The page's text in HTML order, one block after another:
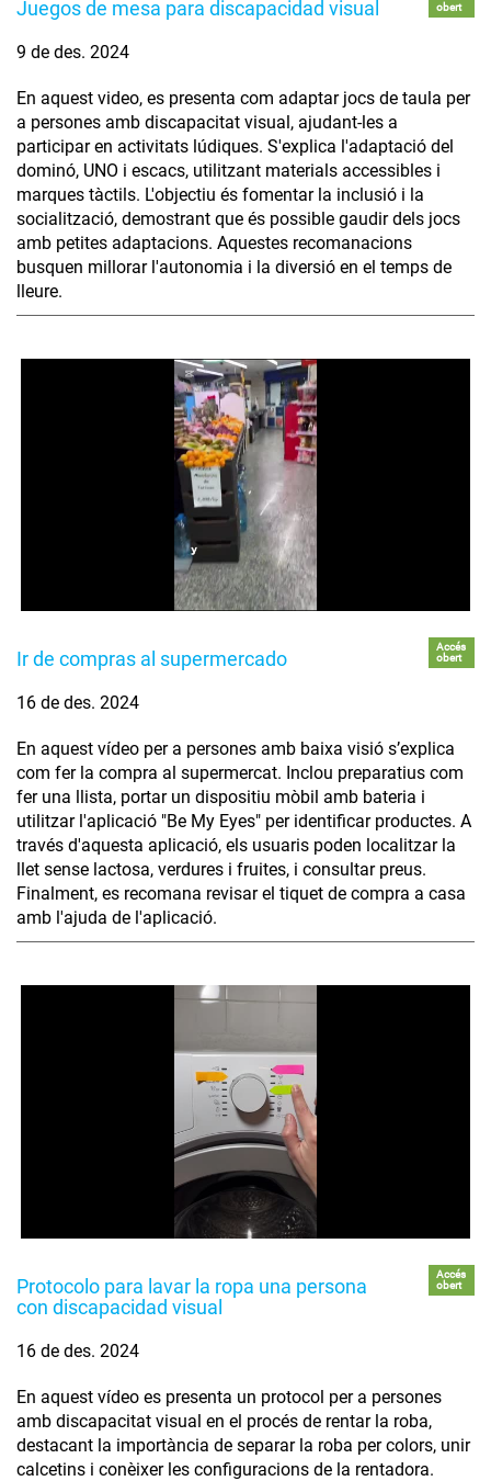
Juegos de mesa para discapacidad visual obert
9 de des. 2024
En aquest video, es presenta com adaptar jocs de taula per
a persones amb discapacitat visual, ajudant-les a
participar en activitats lúdiques. S'explica l'adaptació del
dominó, UNO i escacs, utilitzant materials accessibles i
marques tàctils. L'objectiu és fomentar la inclusió i la
socialització, demostrant que és possible gaudir dels jocs
amb petites adaptacions. Aquestes recomanacions
busquen millorar l'autonomia i la diversió en el temps de
lleure.
Ir de compras al supermercado
Accés
obert
16 de des. 2024
En aquest vídeo per a persones amb baixa visió s’explica
com fer la compra al supermercat. Inclou preparatius com
fer una llista, portar un dispositiu mòbil amb bateria i
utilitzar l'aplicació "Be My Eyes" per identificar productes. A
través d'aquesta aplicació, els usuaris poden localitzar la
llet sense lactosa, verdures i fruites, i consultar preus.
Finalment, es recomana revisar el tiquet de compra a casa
amb l'ajuda de l'aplicació.
Protocolo para lavar la ropa una persona
con discapacidad visual
Accés
obert
16 de des. 2024
En aquest vídeo es presenta un protocol per a persones
amb discapacitat visual en el procés de rentar la roba,
destacant la importància de separar la roba per colors, unir
calcetins i conèixer les configuracions de la rentadora.